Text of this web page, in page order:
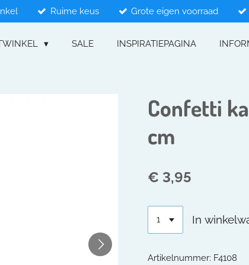
Ruime keus Grote eigen voorraad
SALE INSPIRATIEPAGINA
Confetti
cm
€ 3,95
In
Artikelnummer: F4108